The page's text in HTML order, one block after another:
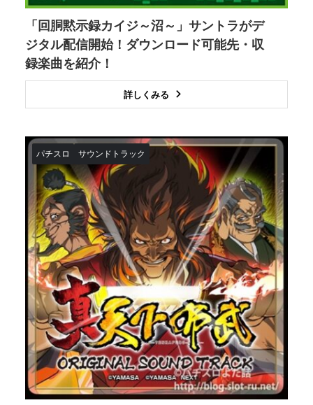
「回胴黙示録カイジ～沼～」サントラがデ
ジタル配信開始！ダウンロード可能先・収
録楽曲を紹介！
詳しくみる
パチスロ サウンドトラック